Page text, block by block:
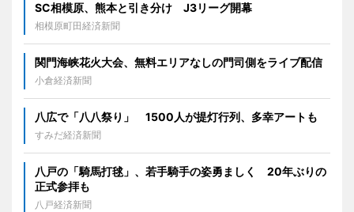
SC相模原、熊本と引き分け J3リーグ開幕
相模原町田経済新聞
関門海峡花火大会、無料エリアなしの門司側をライブ配信
小倉経済新聞
八広で「八八祭り」 1500人が提灯行列、多幸アートも
すみだ経済新聞
八戸の「騎馬打毬」、若手騎手の姿勇ましく 20年ぶりの
正式参拝も
八戸経済新聞